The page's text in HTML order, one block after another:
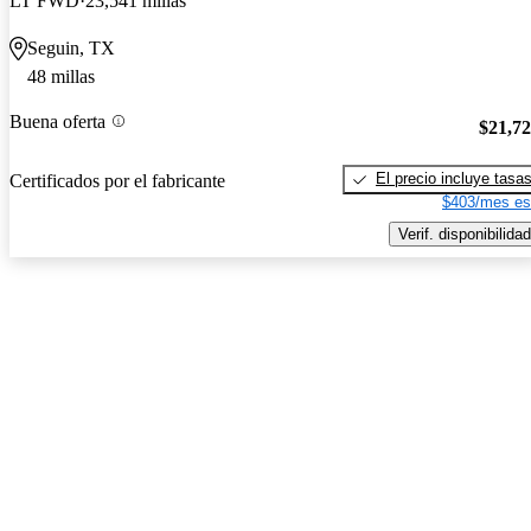
Seguin, TX
48 millas
Buena oferta
Certificados por el fabricante
El precio incluye tasas
$403/mes
Verif. disponibilidad